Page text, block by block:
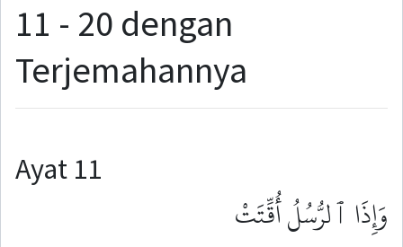
11 - 20 dengan
Terjemahannya
Ayat 11
وَإِذَا ٱلرُّسُلُ أُقِّتَتْ